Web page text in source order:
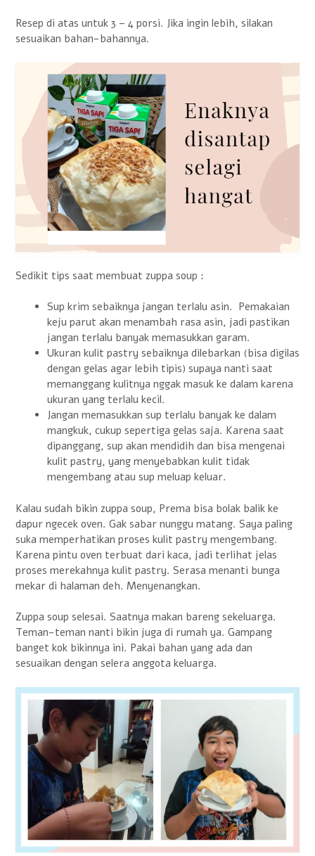
Resep di atas untuk 3 – 4 porsi. Jika ingin lebih, silakan
sesuaikan bahan-bahannya.
Sedikit tips saat membuat zuppa soup :
Sup krim sebaiknya jangan terlalu asin. Pemakaian
keju parut akan menambah rasa asin, jadi pastikan
jangan terlalu banyak memasukkan garam.
Ukuran kulit pastry sebaiknya dilebarkan (bisa digilas
dengan gelas agar lebih tipis) supaya nanti saat
memanggang kulitnya nggak masuk ke dalam karena
ukuran yang terlalu kecil.
Jangan memasukkan sup terlalu banyak ke dalam
mangkuk, cukup sepertiga gelas saja. Karena saat
dipanggang, sup akan mendidih dan bisa mengenai
kulit pastry, yang menyebabkan kulit tidak
mengembang atau sup meluap keluar.
Kalau sudah bikin zuppa soup, Prema bisa bolak balik ke
dapur ngecek oven. Gak sabar nunggu matang. Saya paling
suka memperhatikan proses kulit pastry mengembang.
Karena pintu oven terbuat dari kaca, jadi terlihat jelas
proses merekahnya kulit pastry. Serasa menanti bunga
mekar di halaman deh. Menyenangkan.
Zuppa soup selesai. Saatnya makan bareng sekeluarga.
Teman-teman nanti bikin juga di rumah ya. Gampang
banget kok bikinnya ini. Pakai bahan yang ada dan
sesuaikan dengan selera anggota keluarga.